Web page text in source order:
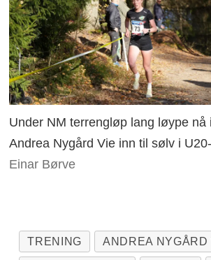
styrke.
Torsdag:Terskel, ofte 20 x
30 sek
Fredag:Rolig løping ca. 1
basisstyrke
Lørdag:
Søndag:Rolig løpetur opptil
Under NM terrengløp lang løype nå
Andrea Nygård Vie inn til sølv i
Einar Børve
TRENING ANDREA NYGÅRD